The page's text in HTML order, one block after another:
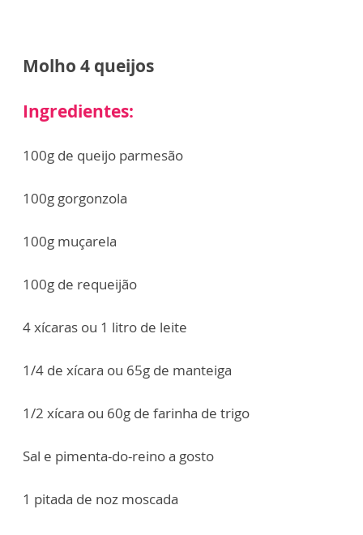
Molho 4 queijos
Ingredientes:
100g de queijo parmesão
100g gorgonzola
100g muçarela
100g de requeijão
4 xícaras ou 1 litro de leite
1/4 de xícara ou 65g de manteiga
1/2 xícara ou 60g de farinha de trigo
Sal e pimenta-do-reino a gosto
1 pitada de noz moscada